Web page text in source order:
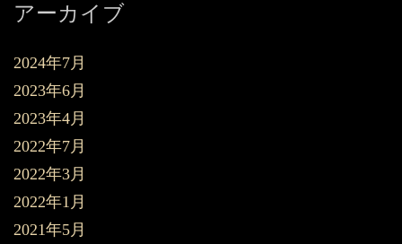
アーカイブ
2024年7月
2023年6月
2023年4月
2022年7月
2022年3月
2022年1月
2021年5月